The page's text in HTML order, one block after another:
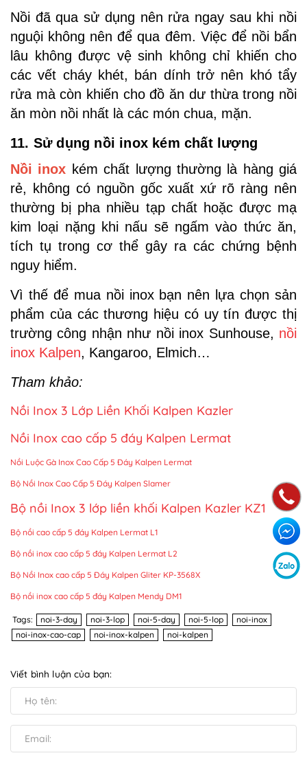
Nồi đã qua sử dụng nên rửa ngay sau khi nồi
nguội không nên để qua đêm. Việc để nồi bẩn
lâu không được vệ sinh không chỉ khiến cho
các vết cháy khét, bán dính trở nên khó tẩy
rửa mà còn khiến cho đồ ăn dư thừa trong nồi
ăn mòn nồi nhất là các món chua, mặn.
11. Sử dụng nồi inox kém chất lượng
Nồi inox kém chất lượng thường là hàng giá
rẻ, không có nguồn gốc xuất xứ rõ ràng nên
thường bị pha nhiều tạp chất hoặc được mạ
kim loại nặng khi nấu sẽ ngấm vào thức ăn,
tích tụ trong cơ thể gây ra các chứng bệnh
nguy hiểm.
Vì thế để mua nồi inox bạn nên lựa chọn sản
phẩm của các thương hiệu có uy tín được thị
trường công nhận như nồi inox Sunhouse, nồi
inox Kalpen, Kangaroo, Elmich…
Tham khảo:
Nồi Inox 3 Lớp Liền Khối Kalpen Kazler
Nồi Inox cao cấp 5 đáy Kalpen Lermat
Nồi Luộc Gà Inox Cao Cấp 5 Đáy Kalpen Lermat
Bộ Nồi Inox Cao Cấp 5 Đáy Kalpen Slamer
Bộ nồi Inox 3 lớp liền khối Kalpen Kazler KZ1
Bộ nồi cao cấp 5 đáy Kalpen Lermat L1
Bộ nồi inox cao cấp 5 đáy Kalpen Lermat L2
Bộ Nồi Inox cao cấp 5 Đáy Kalpen Gliter KP-3568X
Bộ nồi inox cao cấp 5 đáy Kalpen Mendy DM1
Tags: noi-3-day noi-3-lop noi-5-day noi-5-lop
noi-inox
noi-inox-cao-cap
noi-inox-kalpen noi-kalpen
Viết bình luận của bạn: